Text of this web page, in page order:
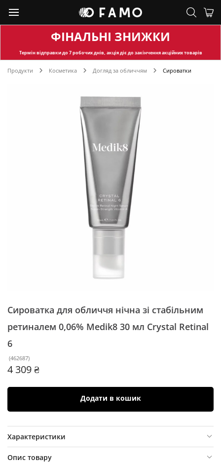
ФІНАЛЬНІ ЗНИЖКИ
Термін відправкидо 7 робочих днів, акція діє до закінчення акційних товарів
Продукти Косметика Догляд за обличчям Сироватки
Сироватка для обличчя нічна зі стабільним
ретиналем 0,06% Medik8 30 мл Crystal Retinal
6
(462687)
4 309 ₴
Додати в кошик
Характеристики
Опис товару